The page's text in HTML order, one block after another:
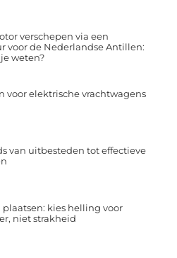
verschepen via een
voor de Nederlandse Antillen:
weten?
voor elektrische vrachtwagens
van uitbesteden tot effectieve
plaatsen: kies helling voor
niet strakheid